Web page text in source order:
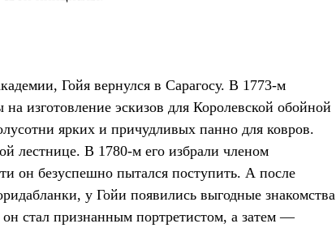
Гойя вернулся в Сарагосу. В 1773-м
изготовление эскизов для Королевской обойной
ярких и причудливых панно для ковров.
лестнице. В 1780-м его избрали членом
он безуспешно пытался поступить. А после
у Гойи появились выгодные знакомства
стал признанным портретистом, а затем —